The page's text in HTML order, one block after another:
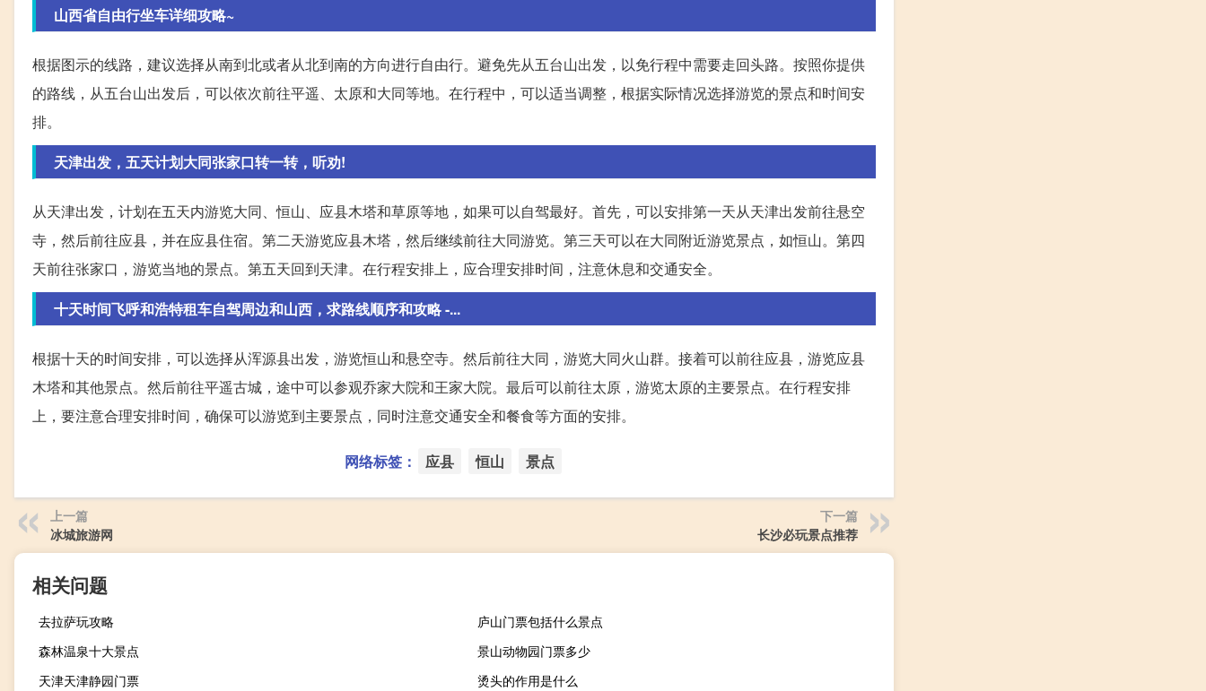
山西省自由行坐车详细攻略~
根据图示的线路，建议选择从南到北或者从北到南的方向进行自由行。避免先从五台山出发，以免行程中需要走回头路。按照你提供
的路线，从五台山出发后，可以依次前往平遥、太原和大同等地。在行程中，可以适当调整，根据实际情况选择游览的景点和时间安
排。
天津出发，五天计划大同张家口转一转，听劝!
从天津出发，计划在五天内游览大同、恒山、应县木塔和草原等地，如果可以自驾最好。首先，可以安排第一天从天津出发前往悬空
寺，然后前往应县，并在应县住宿。第二天游览应县木塔，然后继续前往大同游览。第三天可以在大同附近游览景点，如恒山。第四
天前往张家口，游览当地的景点。第五天回到天津。在行程安排上，应合理安排时间，注意休息和交通安全。
十天时间飞呼和浩特租车自驾周边和山西，求路线顺序和攻略 -...
根据十天的时间安排，可以选择从浑源县出发，游览恒山和悬空寺。然后前往大同，游览大同火山群。接着可以前往应县，游览应县
木塔和其他景点。然后前往平遥古城，途中可以参观乔家大院和王家大院。最后可以前往太原，游览太原的主要景点。在行程安排
上，要注意合理安排时间，确保可以游览到主要景点，同时注意交通安全和餐食等方面的安排。
网络标签： 应县 恒山 景点
上一篇
冰城旅游网
下一篇
长沙必玩景点推荐
相关问题
去拉萨玩攻略
庐山门票包括什么景点
森林温泉十大景点
景山动物园门票多少
天津天津静园门票
烫头的作用是什么